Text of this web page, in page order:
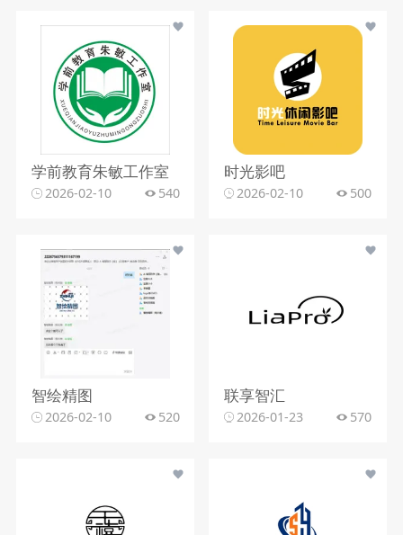
学前教育朱敏工作室
2026-02-10 540
时光影吧
2026-02-10 500
智绘精图
2026-02-10 520
联享智汇
2026-01-23 570